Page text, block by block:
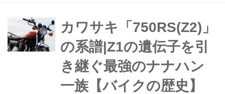
カワサキ「750RS(Z2)」
の系譜|Z1の遺伝子を引
き継ぐ最強のナナハン
一族【バイクの歴史】